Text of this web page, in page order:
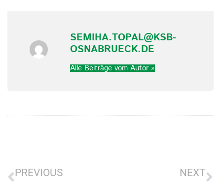
SEMIHA.TOPAL@KSB-
OSNABRUECK.DE
Alle Beiträge vom Autor »
PREVIOUS NEXT